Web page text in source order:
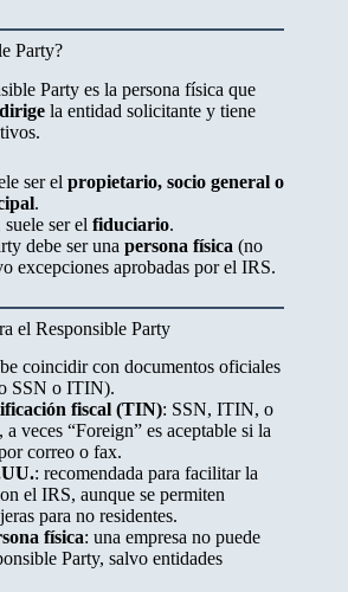
Party?
Party es la persona física que
la entidad solicitante y tiene
ser el propietario, socio general o
.
ser el fiduciario.
debe ser una persona física (no
excepciones aprobadas por el IRS.
el Responsible Party
coincidir con documentos oficiales
SSN o ITIN).
fiscal (TIN): SSN, ITIN, o
a veces “Foreign” es aceptable si la
correo o fax.
: recomendada para facilitar la
el IRS, aunque se permiten
para no residentes.
física: una empresa no puede
Party, salvo entidades